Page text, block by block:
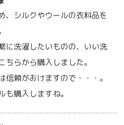
、シルクやウールの衣料品を
に洗濯したいものの、いい洗
らから購入しました。
信頼がおけますので・・・。
も購入しますね。